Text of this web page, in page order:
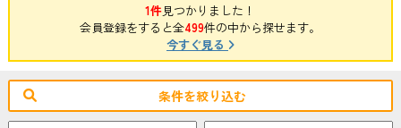
1件見つかりました！
会員登録をすると全499件の中から探せます。
今すぐ見る
条件を絞り込む